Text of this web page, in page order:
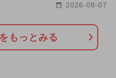
2026-08-07
もっとみる